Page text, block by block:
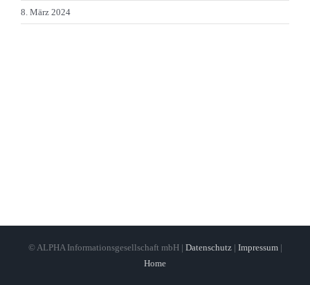
8. März 2024
© ALPHA Informationsgesellschaft mbH | Datenschutz| Impressum|
Home